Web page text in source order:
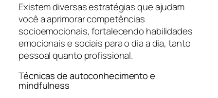
Existem diversas estratégias que ajudam
você a aprimorar competências
socioemocionais, fortalecendo habilidades
emocionais e sociais para o dia a dia, tanto
pessoal quanto profissional.
Técnicas de autoconhecimento e
mindfulness